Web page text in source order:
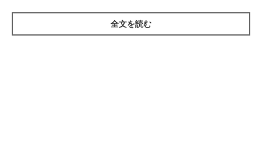
全文を読む